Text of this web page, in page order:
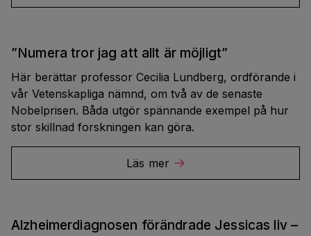
”Numera tror jag att allt är möjligt”
Här berättar professor Cecilia Lundberg, ordförande i
vår Vetenskapliga nämnd, om två av de senaste
Nobelprisen. Båda utgör spännande exempel på hur
stor skillnad forskningen kan göra.
Läs mer
Alzheimerdiagnosen förändrade Jessicas liv –